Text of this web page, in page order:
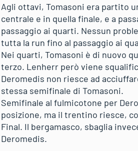
Agli ottavi, Tomasoni era partito
centrale e in quella finale, e a
passaggio ai quarti. Nessun
tutta la run fino al passaggio ai
Nei quarti, Tomasoni è di nuovo
terzo. Lenherr però viene
Deromedis non riesce ad
stessa semifinale di Tomasoni.
Semifinale al fulmicotone per
posizione, ma il trentino riesce,
Final. Il bergamasco, sbaglia
Deromedis.